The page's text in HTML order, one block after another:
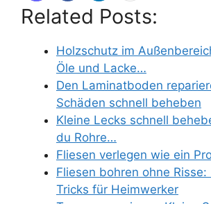
Related Posts:
Holzschutz im
Öle und Lacke…
Den Laminatboden
Schäden schnell beheben
Kleine Lecks schnell
du Rohre…
Fliesen verlegen wie ein
Fliesen bohren ohne
Tricks für Heimwerker